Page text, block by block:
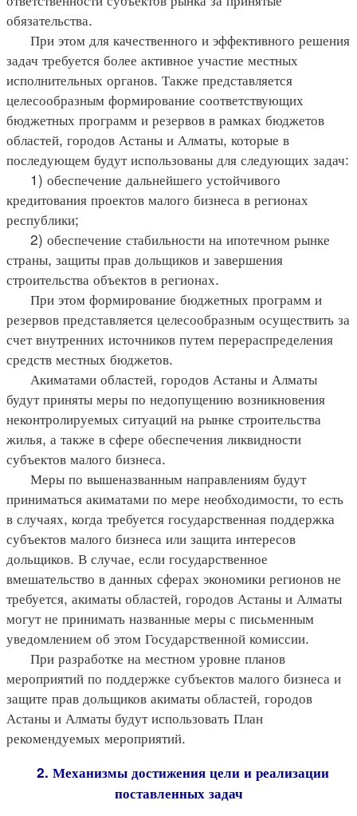
обязательства.
При этом для качественного и эффективного решения
задач требуется более активное участие местных
исполнительных органов. Также представляется
целесообразным формирование соответствующих
бюджетных программ и резервов в рамках бюджетов
областей, городов Астаны и Алматы, которые в
последующем будут использованы для следующих задач:
1) обеспечение дальнейшего устойчивого
кредитования проектов малого бизнеса в регионах
республики;
2) обеспечение стабильности на ипотечном рынке
страны, защиты прав дольщиков и завершения
строительства объектов в регионах.
При этом формирование бюджетных программ и
резервов представляется целесообразным осуществить за
счет внутренних источников путем перераспределения
средств местных бюджетов.
Акиматами областей, городов Астаны и Алматы
будут приняты меры по недопущению возникновения
неконтролируемых ситуаций на рынке строительства
жилья, а также в сфере обеспечения ликвидности
субъектов малого бизнеса.
Меры по вышеназванным направлениям будут
приниматься акиматами по мере необходимости, то есть
в случаях, когда требуется государственная поддержка
субъектов малого бизнеса или защита интересов
дольщиков. В случае, если государственное
вмешательство в данных сферах экономики регионов не
требуется, акиматы областей, городов Астаны и Алматы
могут не принимать названные меры с письменным
уведомлением об этом Государственной комиссии.
При разработке на местном уровне планов
мероприятий по поддержке субъектов малого бизнеса и
защите прав дольщиков акиматы областей, городов
Астаны и Алматы будут использовать План
рекомендуемых мероприятий.
2. Механизмы достижения цели и реализации
поставленных задач